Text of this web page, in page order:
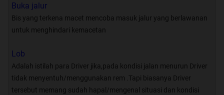
bis dan kemajuan kaskus, khususnya
di prasarana transportasi darat,
sebagai penghubung antar daerah di
Indonesia dan para Kaskuser.disini
menjalin hubungan sesama antara Yang
awam bisa jadi tahu, yang paham jadi
lebih tahu dan yang pinter harus
Buka jalur
Bis yang terkena macet mencoba masuk jalur yang berlawanan
untuk menghindari kemacetan
Lob
Adalah istilah para Driver jika,pada kondisi jalan menurun Driver
tidak menyentuh/menggunakan rem .Tapi biasanya Driver
tersebut memang sudah hapal/mengenal situasi dan kondisi